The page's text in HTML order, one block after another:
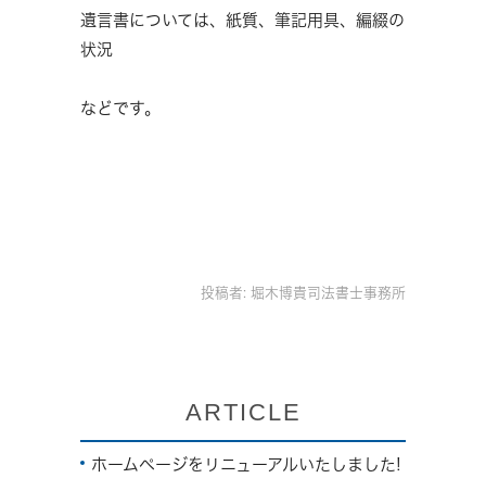
遺言書については、紙質、筆記用具、編綴の
状況
などです。
投稿者: 堀木博貴司法書士事務所
ARTICLE
ホームページをリニューアルいたしました!